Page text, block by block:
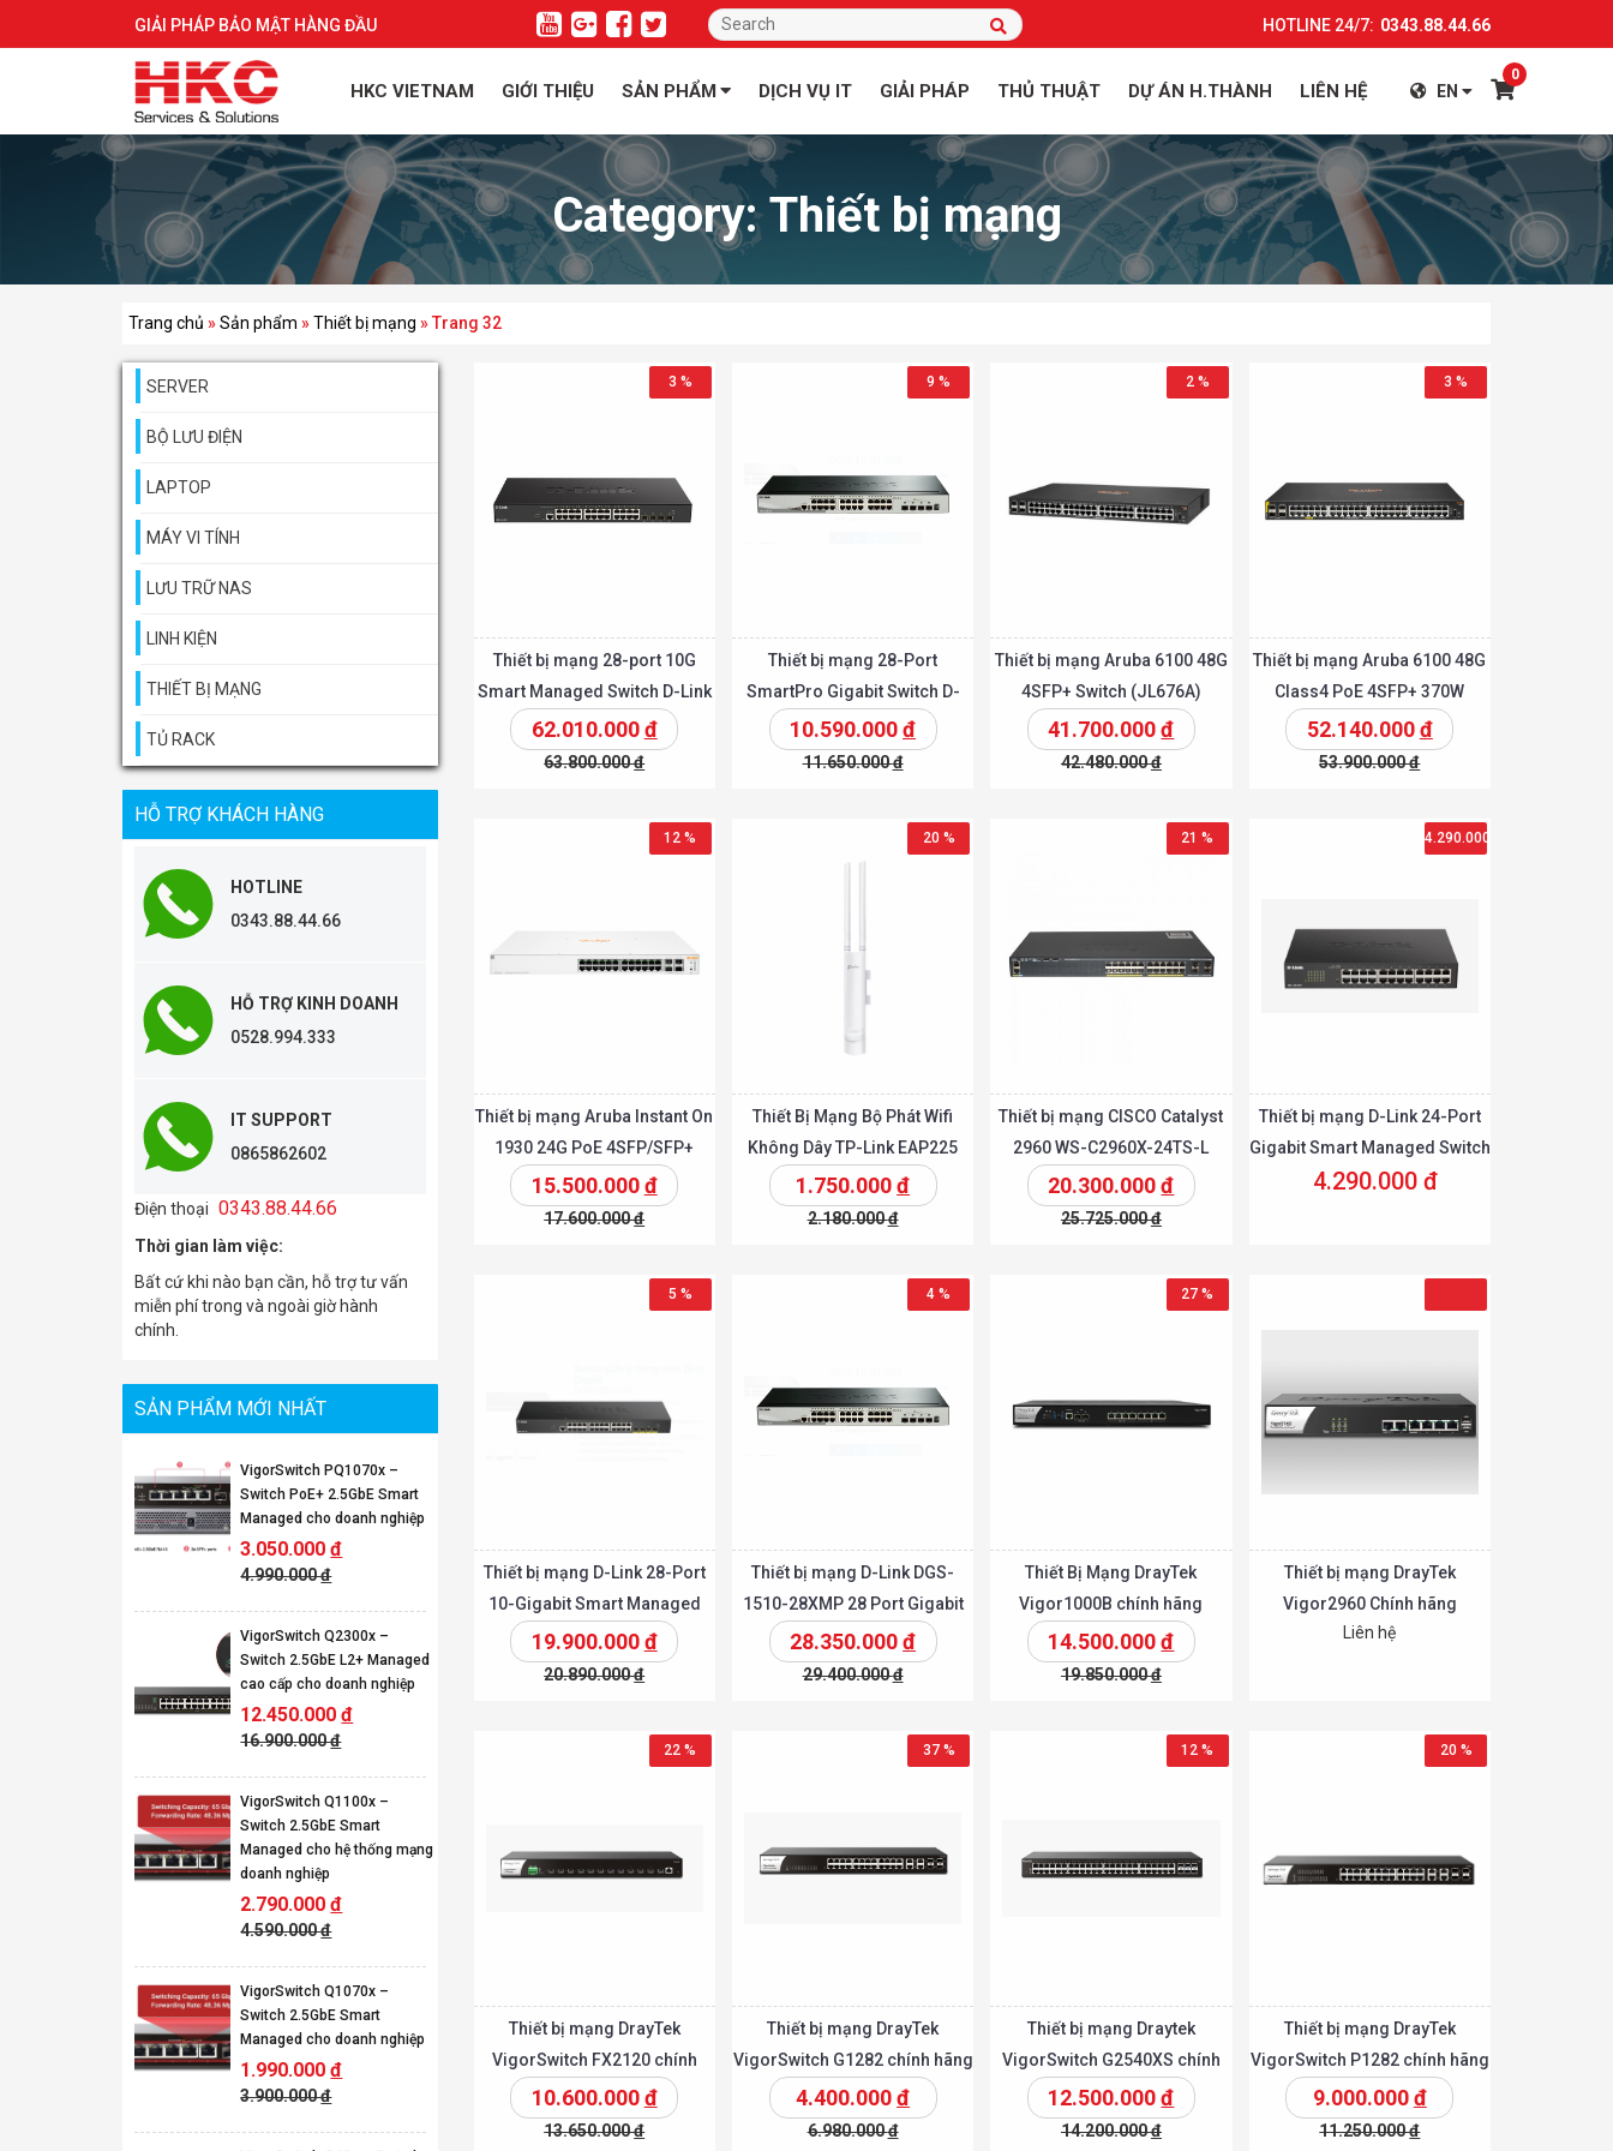
GIẢI PHÁP BẢO MẬT HÀNG ĐẦU HOTLINE 24/7: 0343.88.44.66
HKC VIETNAM GIỚI THIỆU SẢN PHẨM DỊCH VỤ IT GIẢI PHÁP THỦ THUẬT DỰ ÁN H.THÀNH LIÊN HỆ EN
0
Category:Thiết bị mạng
Trang chủ »Sản phẩm »Thiết bị mạng »Trang 32
SERVER
BỘ LƯU ĐIỆN
LAPTOP
MÁY VI TÍNH
LƯU TRỮ NAS
LINH KIỆN
THIẾT BỊ MẠNG
TỦ RACK
HỖ TRỢ KHÁCH HÀNG
HOTLINE
0343.88.44.66
HỖ TRỢ KINH DOANH
0528.994.333
IT SUPPORT
0865862602
Điện thoại 0343.88.44.66
Thời gian làm việc:
Bất cứ khi nào bạn cần, hỗ trợ tư vấn
miễn phí trong và ngoài giờ hành
chính.
SẢN PHẨM MỚI NHẤT
VigorSwitch PQ1070x –
Switch PoE+ 2.5GbE Smart
Managed cho doanh nghiệp
3.050.000đ
4.990.000đ
VigorSwitch Q2300x –
Switch 2.5GbE L2+ Managed
cao cấp cho doanh nghiệp
12.450.000đ
16.900.000đ
VigorSwitch Q1100x –
Switch 2.5GbE Smart
Managed cho hệ thống mạng
doanh nghiệp
2.790.000đ
4.590.000đ
VigorSwitch Q1070x –
Switch 2.5GbE Smart
Managed cho doanh nghiệp
1.990.000đ
3.900.000đ
3 %
Thêm vào giỏ
Thiết bị mạng 28-port 10G
Smart Managed Switch D-Link
DXS-1210-28T
62.010.000đ
63.800.000đ
9 %
Thêm vào giỏ
Thiết bị mạng 28-Port
SmartPro Gigabit Switch D-
Link DGS-1510-28X
10.590.000đ
11.650.000đ
2 %
Thêm vào giỏ
Thiết bị mạng Aruba 6100 48G
4SFP+ Switch (JL676A)
41.700.000đ
42.480.000đ
3 %
Thêm vào giỏ
Thiết bị mạng Aruba 6100 48G
Class4 PoE 4SFP+ 370W
Switch (JL675A)
52.140.000đ
53.900.000đ
12 %
Thiết bị mạng Aruba Instant On
1930 24G PoE 4SFP/SFP+
370W (JL684B)
15.500.000đ
17.600.000đ
20 %
Thêm vào giỏ
Thiết Bị Mạng Bộ Phát Wifi
Không Dây TP-Link EAP225
Outdoor
1.750.000đ
2.180.000đ
21 %
Thêm vào giỏ
Thiết bị mạng CISCO Catalyst
2960 WS-C2960X-24TS-L
20.300.000đ
25.725.000đ
4.290.000
Thêm vào giỏ
Thiết bị mạng D-Link 24-Port
Gigabit Smart Managed Switch
DGS-1100-24V2
4.290.000 đ
5 %
Thêm vào giỏ
Thiết bị mạng D-Link 28-Port
10-Gigabit Smart Managed
PoE Switch DGS-1250-28XMP
19.900.000đ
20.890.000đ
4 %
Thêm vào giỏ
Thiết bị mạng D-Link DGS-
1510-28XMP 28 Port Gigabit
SmartPro Switch with 10G
Uplinks
28.350.000đ
29.400.000đ
27 %
Thêm vào giỏ
Thiết Bị Mạng DrayTek
Vigor1000B chính hãng
14.500.000đ
19.850.000đ
Thêm vào giỏ
Thiết bị mạng DrayTek
Vigor2960 Chính hãng
Liên hệ
22 %
Thiết bị mạng DrayTek
VigorSwitch FX2120 chính
hãng
10.600.000đ
13.650.000đ
37 %
Thêm vào giỏ
Thiết bị mạng DrayTek
VigorSwitch G1282 chính hãng
4.400.000đ
6.980.000đ
12 %
Thêm vào giỏ
Thiết bị mạng Draytek
VigorSwitch G2540XS chính
hãng
12.500.000đ
14.200.000đ
20 %
Thêm vào giỏ
Thiết bị mạng DrayTek
VigorSwitch P1282 chính hãng
9.000.000đ
11.250.000đ